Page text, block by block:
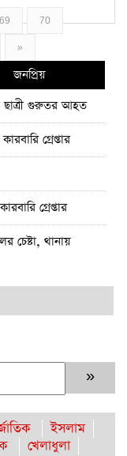
69 70
»
জনপ্রিয়
ছাত্রী গুরুতর আহত
গ্রেপ্তার
গ্রেপ্তার
চেষ্টা, থানায়
তদন্তে পুলিশ
ছয়লাব
টাকা জরিমানা
সভা
ইসলাম
খেলাধুলা